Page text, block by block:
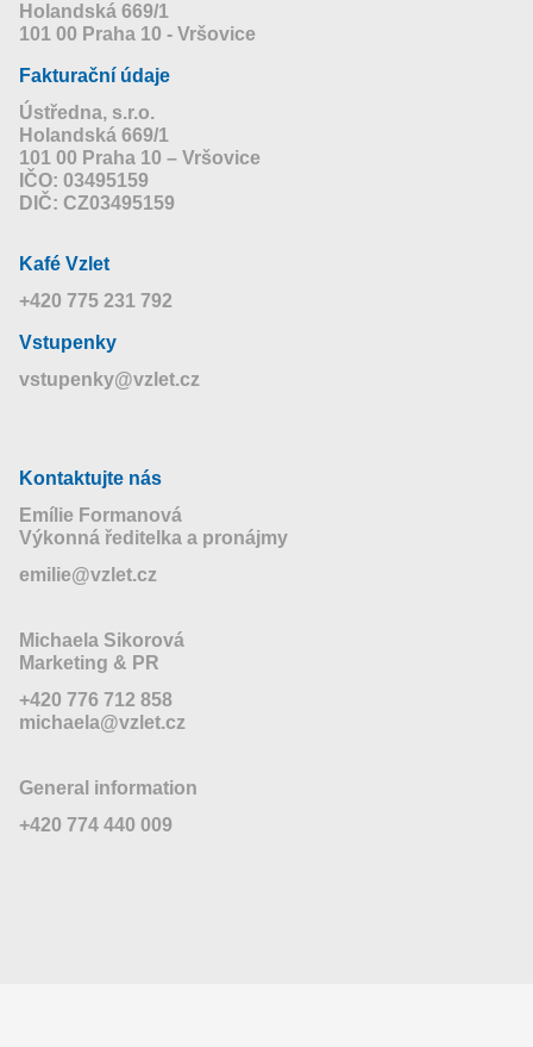
Holandská 669/1
101 00 Praha 10 - Vršovice
Fakturační údaje
Ústředna, s.r.o.
Holandská 669/1
101 00 Praha 10 – Vršovice
IČO: 03495159
DIČ: CZ03495159
Kafé Vzlet
+420 775 231 792
Vstupenky
vstupenky@vzlet.cz
Kontaktujte nás
Emílie Formanová
Výkonná ředitelka a pronájmy
emilie@vzlet.cz
Michaela Sikorová
Marketing & PR
+420 776 712 858
michaela@vzlet.cz
General information
+420 774 440 009